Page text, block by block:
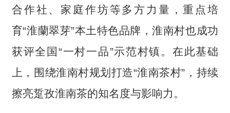
合作社、家庭作坊等多方力量，重点培
育“淮蘭翠芽”本土特色品牌，淮南村也成功
获评全国“一村一品”示范村镇。在此基础
上，围绕淮南村规划打造“淮南茶村”，持续
擦亮踅孜淮南茶的知名度与影响力。